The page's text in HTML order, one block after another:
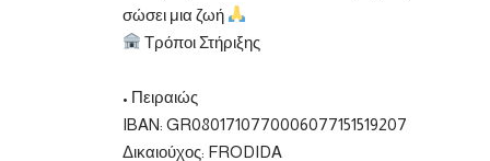
σώσει μια ζωή
Τρόποι Στήριξης
• Πειραιώς
IBAN: GR0801710770006077151519207
Δικαιούχος: FRODIDA